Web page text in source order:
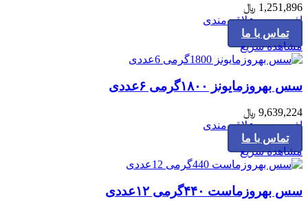
1,251,896 ﷼
افزودن به علاقه مندی
تماس با ما
مشاهده سریع
سس بهروزمایونز ۱۸۰۰گرمی ۶عددی
9,639,224 ﷼
افزودن به علاقه مندی
تماس با ما
مشاهده سریع
سس بهروزماست ۴۴۰گرمی ۱۲عددی